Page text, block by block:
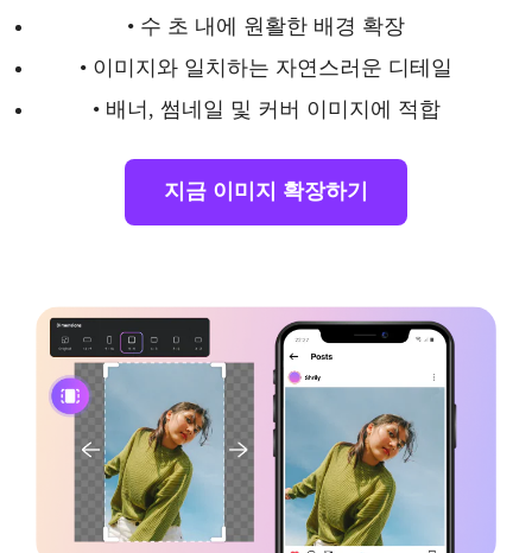
• 수 초 내에 원활한 배경 확장
• 이미지와 일치하는 자연스러운 디테일
• 배너, 썸네일 및 커버 이미지에 적합
지금 이미지 확장하기